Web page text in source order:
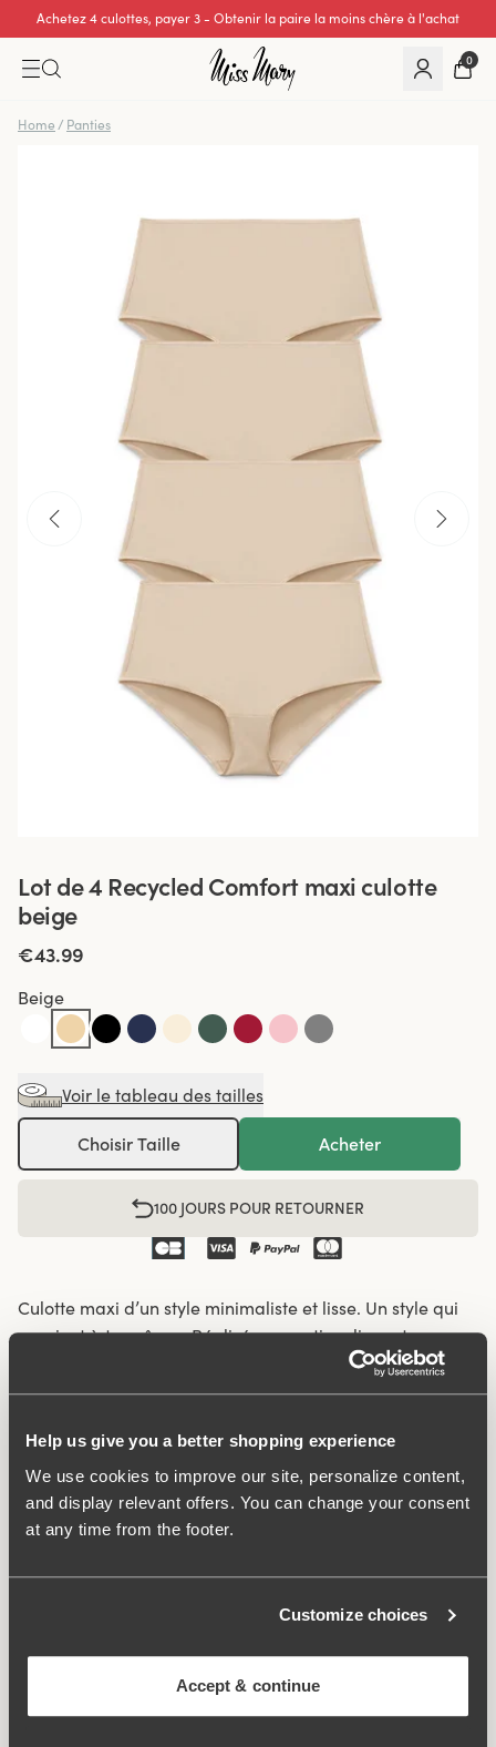
Help us give you a better shopping experience
We use cookies to improve our site, personalize content,
and display relevant offers. You can change your consent
at any time from the footer.
Customize choices
Accept & continue
Achetez 4 culottes, payer 3 - Obtenir la paire la moins chère à l'achat
0
Home / Panties
Lot de 4 Recycled Comfort maxi culotte
beige
€43.99
Beige
Voir le tableau des tailles
Choisir Taille Acheter
100 JOURS POUR RETOURNER
Culotte maxi d’un style minimaliste et lisse. Un style qui
convient à tous âges. Réalisée en un tissu lisse et
confortable à partir de fibres textiles recyclées. Le
modèle a une taille haute et une ouverture de jambes
plus couvrante. Cette culotte reste en place, ne se
déforme pas et ne glisse pas vers le bas. Procure une
sensation stable et sûre tout au long de la journée. Son
tissu lisse permet aux vêtements de glisser facilement et
ouvertures des jambes font que la culotte ne scie pas et
elle est très discrète sous les vêtements. Couture latérale